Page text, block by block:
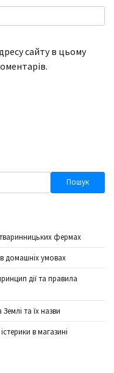
сайту в цьому
Пошук
фермах
домашніх умовах
дії та правила
та їх назви
в магазині